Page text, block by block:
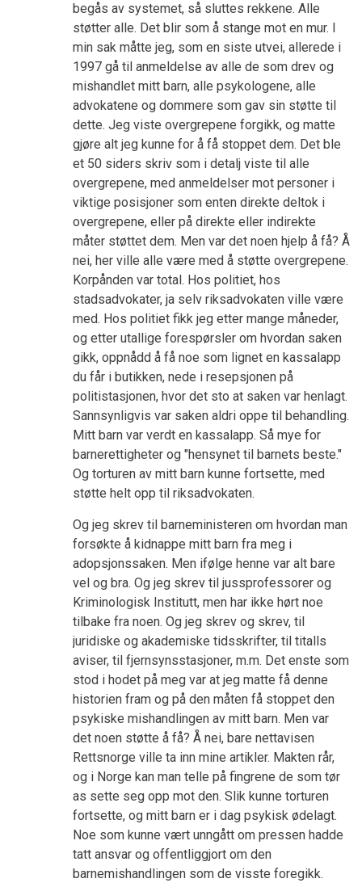
begås av systemet, så sluttes rekkene. Alle
støtter alle. Det blir som å stange mot en mur. I
min sak måtte jeg, som en siste utvei, allerede i
1997 gå til anmeldelse av alle de som drev og
mishandlet mitt barn, alle psykologene, alle
advokatene og dommere som gav sin støtte til
dette. Jeg viste overgrepene forgikk, og matte
gjøre alt jeg kunne for å få stoppet dem. Det ble
et 50 siders skriv som i detalj viste til alle
overgrepene, med anmeldelser mot personer i
viktige posisjoner som enten direkte deltok i
overgrepene, eller på direkte eller indirekte
måter støttet dem. Men var det noen hjelp å få? Å
nei, her ville alle være med å støtte overgrepene.
Korpånden var total. Hos politiet, hos
stadsadvokater, ja selv riksadvokaten ville være
med. Hos politiet fikk jeg etter mange måneder,
og etter utallige forespørsler om hvordan saken
gikk, oppnådd å få noe som lignet en kassalapp
du får i butikken, nede i resepsjonen på
politistasjonen, hvor det sto at saken var henlagt.
Sannsynligvis var saken aldri oppe til behandling.
Mitt barn var verdt en kassalapp. Så mye for
barnerettigheter og "hensynet til barnets beste."
Og torturen av mitt barn kunne fortsette, med
støtte helt opp til riksadvokaten.
Og jeg skrev til barneministeren om hvordan man
forsøkte å kidnappe mitt barn fra meg i
adopsjonssaken. Men ifølge henne var alt bare
vel og bra. Og jeg skrev til jussprofessorer og
Kriminologisk Institutt, men har ikke hørt noe
tilbake fra noen. Og jeg skrev og skrev, til
juridiske og akademiske tidsskrifter, til titalls
aviser, til fjernsynsstasjoner, m.m. Det enste som
stod i hodet på meg var at jeg matte få denne
historien fram og på den måten få stoppet den
psykiske mishandlingen av mitt barn. Men var
det noen støtte å få? Å nei, bare nettavisen
Rettsnorge ville ta inn mine artikler. Makten rår,
og i Norge kan man telle på fingrene de som tør
as sette seg opp mot den. Slik kunne torturen
fortsette, og mitt barn er i dag psykisk ødelagt.
Noe som kunne vært unngått om pressen hadde
tatt ansvar og offentliggjort om den
barnemishandlingen som de visste foregikk.